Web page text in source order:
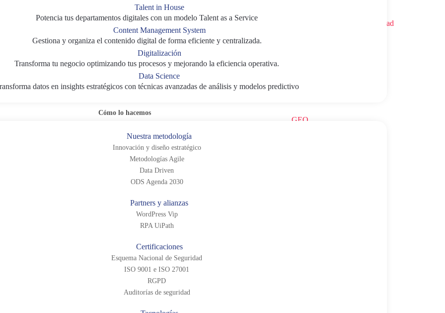
Talent in House
Potencia tus departamentos digitales con un modelo Talent as a Service
Content Management System
Gestiona y organiza el contenido digital de forma eficiente y centralizada.
Digitalización
Transforma tu negocio optimizando tus procesos y mejorando la eficiencia operativa.
Data Science
datos en insights estratégicos con técnicas avanzadas de análisis y modelos predictivo
Cómo lo hacemos
Nuestra metodología
Innovación y diseño estratégico
Metodologías Agile
Data Driven
ODS Agenda 2030
Partners y alianzas
WordPress Vip
RPA UiPath
Certificaciones
Esquema Nacional de Seguridad
ISO 9001 e ISO 27001
RGPD
Auditorías de seguridad
Esquema Nacional de Seguridad
GEO